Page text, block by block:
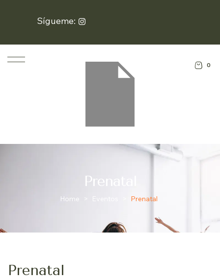
Sígueme:
0
Prenatal
Home > Eventos Prenatal
Prenatal